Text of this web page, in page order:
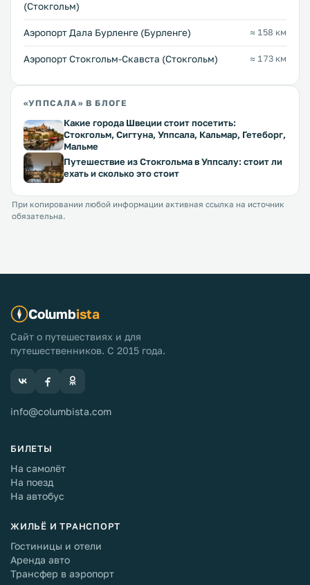
(Стокгольм)
Аэропорт Дала Бурленге (Бурленге) ≈ 158 км
Аэропорт Стокгольм-Скавста (Стокгольм) ≈ 173 км
«УППСАЛА» В БЛОГЕ
Какие города Швеции стоит посетить:
Стокгольм, Сигтуна, Уппсала, Кальмар, Гетеборг,
Мальме
Путешествие из Стокгольма в Уппсалу: стоит ли
ехать и сколько это стоит
При копировании любой информации активная ссылка на источник
обязательна.
Columbista
Сайт о путешествиях и для
путешественников. С 2015 года.
info@columbista.com
БИЛЕТЫ
На самолёт
На поезд
На автобус
ЖИЛЬЁ И ТРАНСПОРТ
Гостиницы и отели
Аренда авто
Трансфер в аэропорт